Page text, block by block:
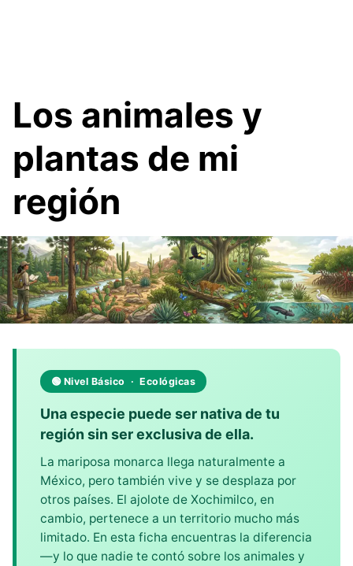
Los animales y
plantas de mi
región
🟢 Nivel Básico · Ecológicas
Una especie puede ser nativa de tu
región sin ser exclusiva de ella.
La mariposa monarca llega naturalmente a
México, pero también vive y se desplaza por
otros países. El ajolote de Xochimilco, en
cambio, pertenece a un territorio mucho más
limitado. En esta ficha encuentras la diferencia
—y lo que nadie te contó sobre los animales y